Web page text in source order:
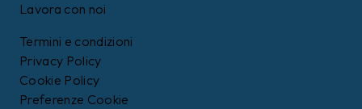
Lavora con noi
Termini e condizioni
Privacy Policy
Cookie Policy
Preferenze Cookie